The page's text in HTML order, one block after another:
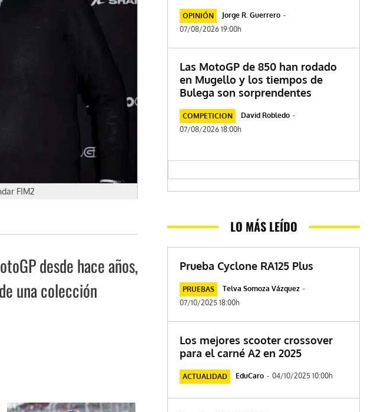
FIM2
desde hace años,
una colección
OPINIÓN Jorge R. Guerrero -
07/08/2026 19:00h
Las MotoGP de 850 han rodado
en Mugello y los tiempos de
Bulega son sorprendentes
COMPETICION David Robledo -
07/08/2026 18:00h
LO MÁS LEÍDO
Prueba Cyclone RA125 Plus
PRUEBAS Telva Somoza Vázquez -
07/10/2025 18:00h
Los mejores scooter crossover
para el carné A2 en 2025
ACTUALIDAD EduCaro - 04/10/2025 10:00h